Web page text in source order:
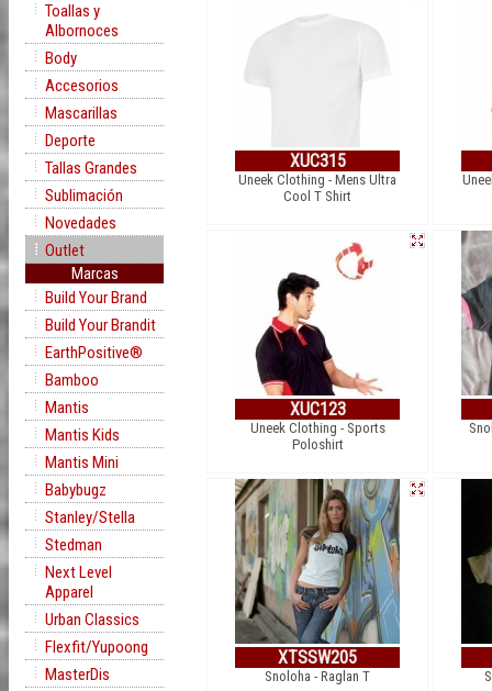
Toallas y
Albornoces
Body
Accesorios
Mascarillas
Deporte
Tallas Grandes
Sublimación
Novedades
Outlet
Marcas
Build Your Brand
Build Your Brandit
EarthPositive®
Bamboo
Mantis
Mantis Kids
Mantis Mini
Babybugz
Stanley/Stella
Stedman
Next Level
Apparel
Urban Classics
Flexfit/Yupoong
MasterDis
XUC315
Uneek Clothing - Mens Ultra
Cool T Shirt
XUC123
Uneek Clothing - Sports
Poloshirt
XTSSW205
Snoloha - Raglan T